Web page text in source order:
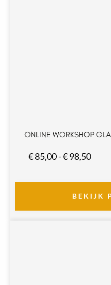
ONLINE WORKSHOP
€85,00-€98,50
tot
€
BEKIJK